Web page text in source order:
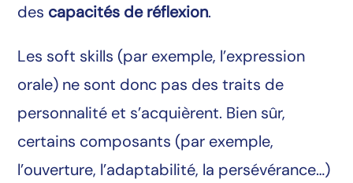
des capacités de réflexion.
Les soft skills (par exemple, l’expression
orale) ne sont donc pas des traits de
personnalité et s’acquièrent. Bien sûr,
certains composants (par exemple,
l’ouverture, l’adaptabilité, la persévérance…)